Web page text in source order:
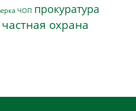
ЧОП прокуратура
частная охрана